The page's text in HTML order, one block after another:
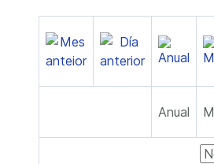
Anual